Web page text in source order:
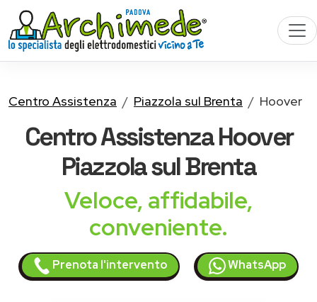
Centro Assistenza Piazzola sul Brenta Hoover
Centro AssistenzaHoover
Piazzola sul Brenta
Veloce, affidabile,
conveniente.
Prenota l'intervento WhatsApp